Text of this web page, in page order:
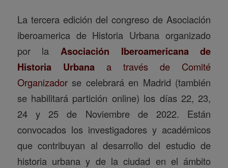
La tercera edición del congreso de Asociación
iberoamerica de Historia Urbana organizado
por la Asociación Iberoamericana de
Historia Urbana a través de Comité
Organizadorse celebrará en Madrid (también
se habilitará partición online) los días 22, 23,
24 y 25 de Noviembre de 2022. Están
convocados los investigadores y académicos
que contribuyan al desarrollo del estudio de
historia urbana y de la ciudad en el ámbito